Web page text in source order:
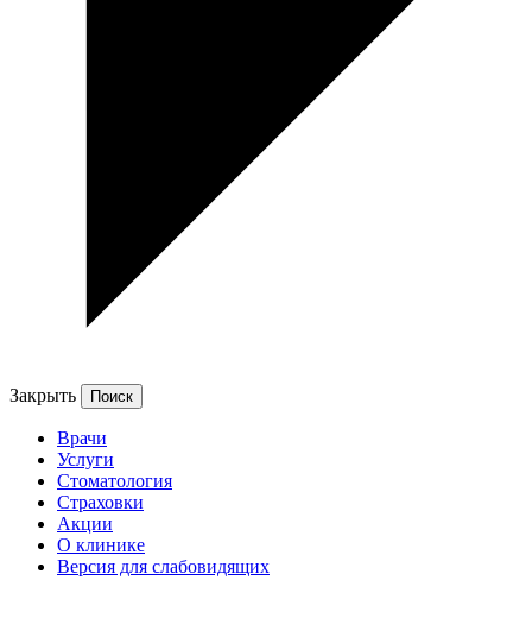
Закрыть
Врачи
Услуги
Стоматология
Страховки
Акции
О клинике
Версия для слабовидящих